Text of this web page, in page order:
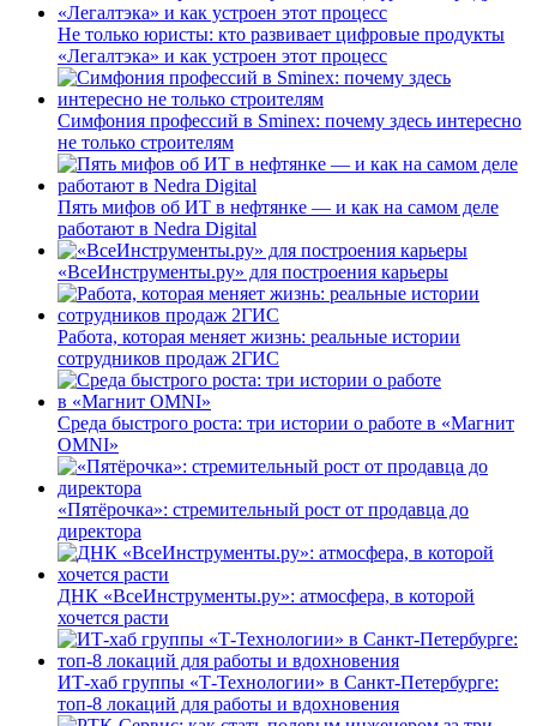
Не только юристы: кто развивает цифровые продукты
«Легалтэка» и как устроен этот процесс
Симфония профессий в Sminex: почему здесь интересно
не только строителям
Пять мифов об ИТ в нефтянке — и как на самом деле
работают в Nedra Digital
«ВсеИнструменты.ру» для построения карьеры
Работа, которая меняет жизнь: реальные истории
сотрудников продаж 2ГИС
Среда быстрого роста: три истории о работе в «Магнит
OMNI»
«Пятёрочка»: стремительный рост от продавца до
директора
ДНК «ВсеИнструменты.ру»: атмосфера, в которой
хочется расти
ИТ-хаб группы «Т-Технологии» в Санкт-Петербурге:
топ-8 локаций для работы и вдохновения